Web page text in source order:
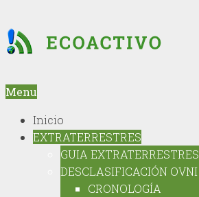
Menu
Inicio
EXTRATERRESTRES
GUIA EXTRATERRESTRES
DESCLASIFICACIÓN OVNI
CRONOLOGÍA